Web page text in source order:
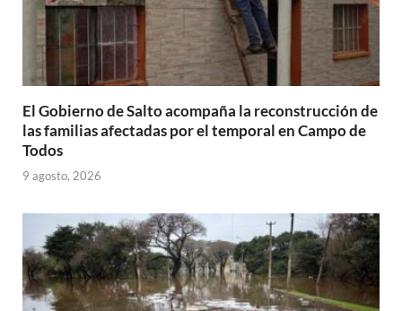
El Gobierno de Salto acompaña la reconstrucción de
las familias afectadas por el temporal en Campo de
Todos
9 agosto, 2026